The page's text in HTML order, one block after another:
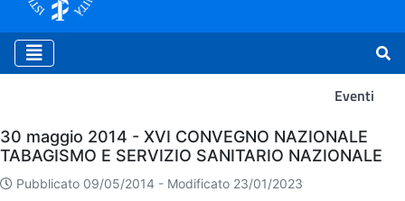
Eventi
Eventi
30 maggio 2014 - XVI CONVEGNO NAZIONALE
TABAGISMO E SERVIZIO SANITARIO NAZIONALE
Pubblicato 09/05/2014 - Modificato 23/01/2023